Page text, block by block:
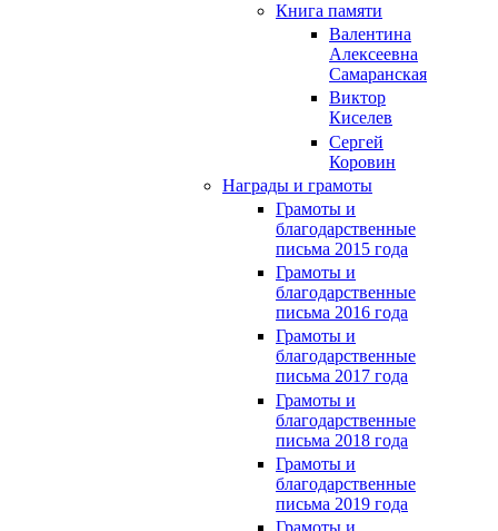
Книга памяти
Валентина
Алексеевна
Самаранская
Виктор
Киселев
Сергей
Коровин
Награды и грамоты
Грамоты и
благодарственные
письма 2015 года
Грамоты и
благодарственные
письма 2016 года
Грамоты и
благодарственные
письма 2017 года
Грамоты и
благодарственные
письма 2018 года
Грамоты и
благодарственные
письма 2019 года
Грамоты и